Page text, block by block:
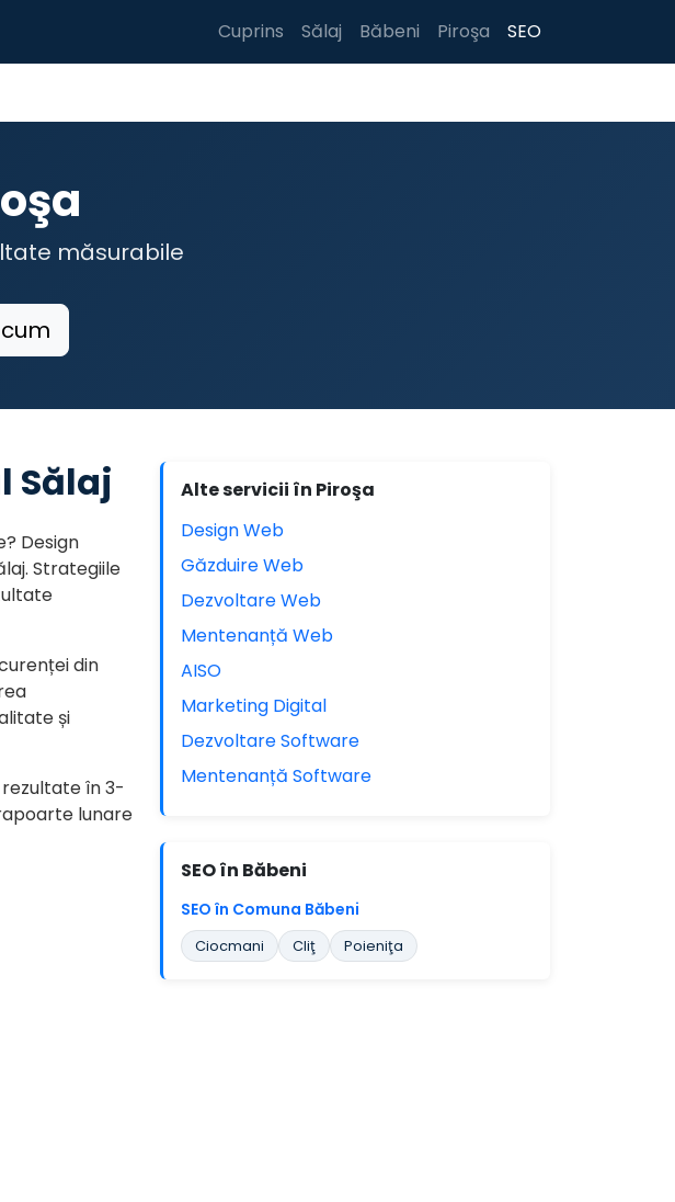
Cuprins Sălaj Băbeni Piroşa SEO
măsurabile
Sălaj
Design
Strategiile
din
și
rezultate în 3-
lunare
Alte servicii în Piroşa
Design Web
Găzduire Web
Dezvoltare Web
Mentenanță Web
AISO
Marketing Digital
Dezvoltare Software
Mentenanță Software
SEO în Băbeni
SEO în Comuna Băbeni
Ciocmani Cliţ Poieniţa